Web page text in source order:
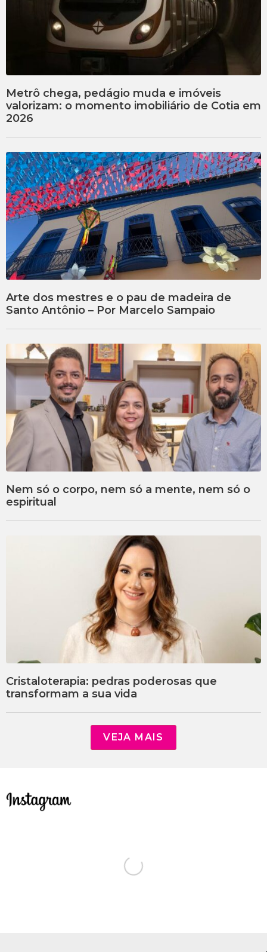
Metrô chega, pedágio muda e imóveis
valorizam: o momento imobiliário de Cotia em
2026
Arte dos mestres e o pau de madeira de
Santo Antônio – Por Marcelo Sampaio
Nem só o corpo, nem só a mente, nem só o
espiritual
Cristaloterapia: pedras poderosas que
transformam a sua vida
VEJA MAIS